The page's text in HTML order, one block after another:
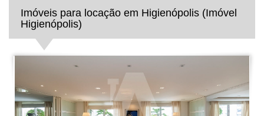
Imóveis para locação em Higienópolis (Imóvel
Higienópolis)